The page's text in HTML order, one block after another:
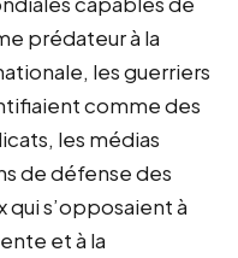
prédateur à la
les guerriers
comme des
les médias
de défense des
qui s’opposaient à
et à la